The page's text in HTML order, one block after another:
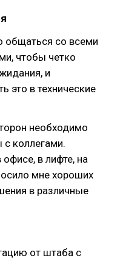
общаться со всеми
чтобы четко
и
это в технические
необходимо
с коллегами.
в лифте, на
мне хороших
в различные
от штаба с